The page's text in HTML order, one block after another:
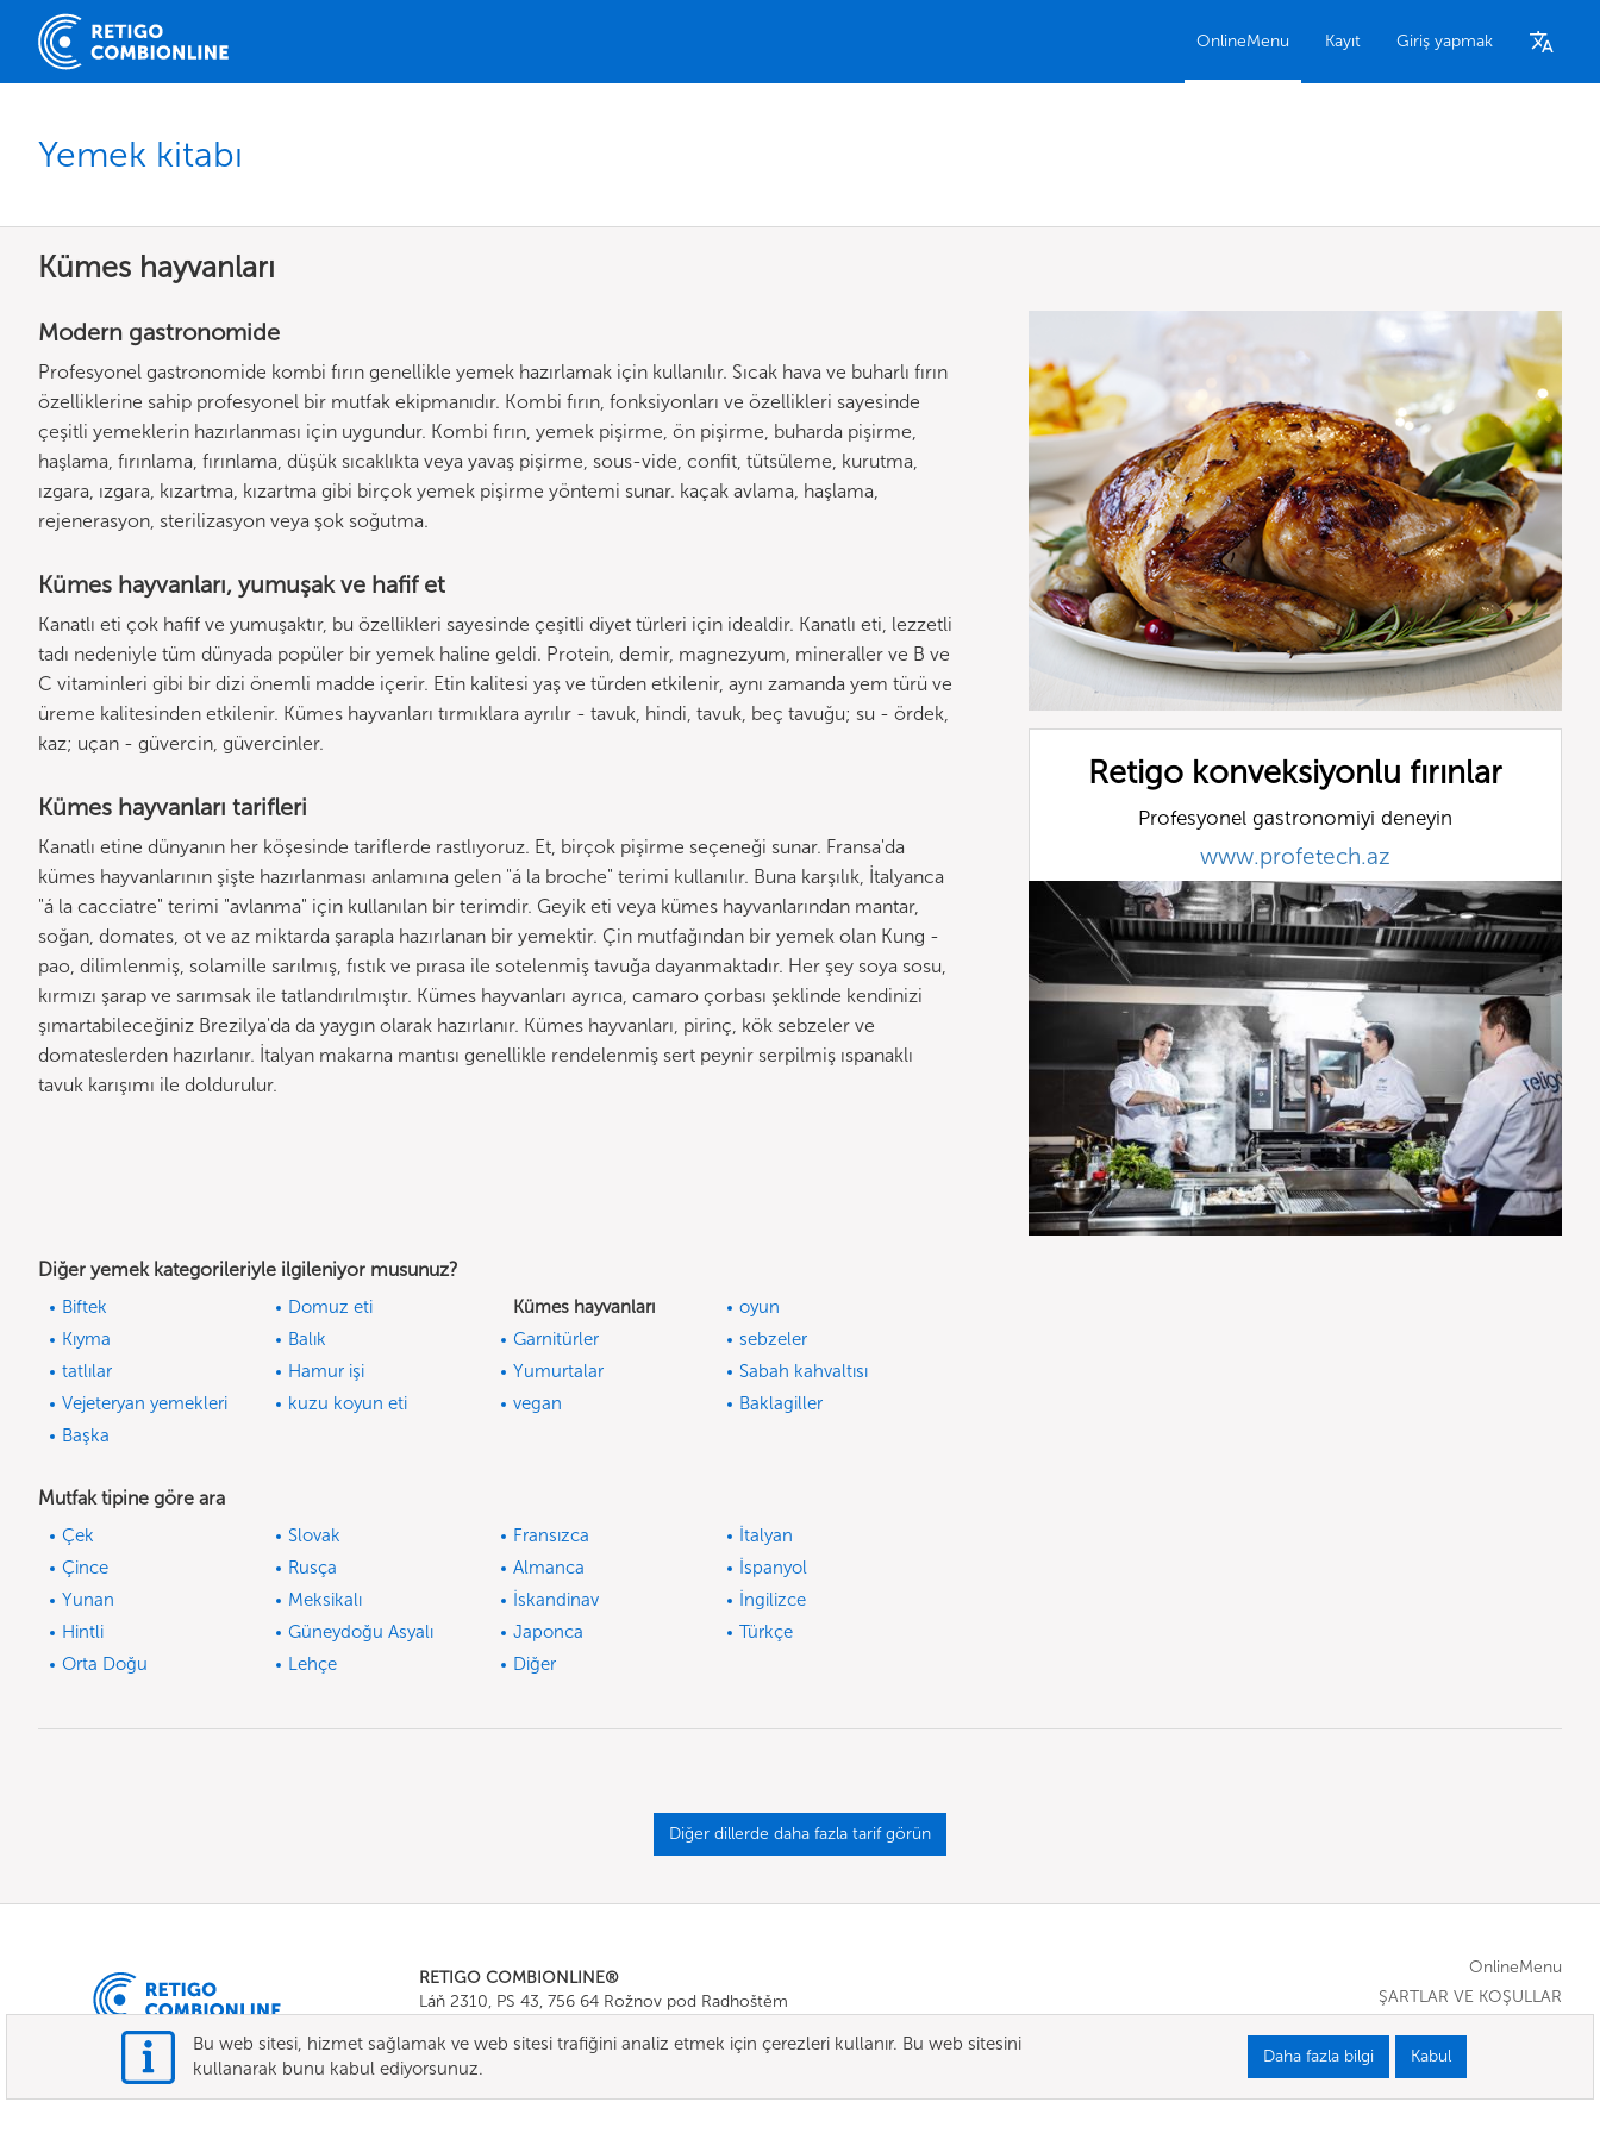
OnlineMenu Kayıt Giriş yapmak
Yemek kitabı
Kümes hayvanları
Modern gastronomide
Profesyonel gastronomide kombi fırın genellikle yemek hazırlamak için kullanılır. Sıcak hava ve buharlı fırın
özelliklerine sahip profesyonel bir mutfak ekipmanıdır. Kombi fırın, fonksiyonları ve özellikleri sayesinde
çeşitli yemeklerin hazırlanması için uygundur. Kombi fırın, yemek pişirme, ön pişirme, buharda pişirme,
haşlama, fırınlama, fırınlama, düşük sıcaklıkta veya yavaş pişirme, sous-vide, confit, tütsüleme, kurutma,
ızgara, ızgara, kızartma, kızartma gibi birçok yemek pişirme yöntemi sunar. kaçak avlama, haşlama,
rejenerasyon, sterilizasyon veya şok soğutma.
Kümes hayvanları, yumuşak ve hafif et
Kanatlı eti çok hafif ve yumuşaktır, bu özellikleri sayesinde çeşitli diyet türleri için idealdir. Kanatlı eti, lezzetli
tadı nedeniyle tüm dünyada popüler bir yemek haline geldi. Protein, demir, magnezyum, mineraller ve B ve
C vitaminleri gibi bir dizi önemli madde içerir. Etin kalitesi yaş ve türden etkilenir, aynı zamanda yem türü ve
üreme kalitesinden etkilenir. Kümes hayvanları tırmıklara ayrılır - tavuk, hindi, tavuk, beç tavuğu; su - ördek,
kaz; uçan - güvercin, güvercinler.
Kümes hayvanları tarifleri
Kanatlı etine dünyanın her köşesinde tariflerde rastlıyoruz. Et, birçok pişirme seçeneği sunar. Fransa'da
kümes hayvanlarının şişte hazırlanması anlamına gelen "á la broche" terimi kullanılır. Buna karşılık, İtalyanca
"á la cacciatre" terimi "avlanma" için kullanılan bir terimdir. Geyik eti veya kümes hayvanlarından mantar,
soğan, domates, ot ve az miktarda şarapla hazırlanan bir yemektir. Çin mutfağından bir yemek olan Kung -
pao, dilimlenmiş, solamille sarılmış, fıstık ve pırasa ile sotelenmiş tavuğa dayanmaktadır. Her şey soya sosu,
kırmızı şarap ve sarımsak ile tatlandırılmıştır. Kümes hayvanları ayrıca, camaro çorbası şeklinde kendinizi
şımartabileceğiniz Brezilya'da da yaygın olarak hazırlanır. Kümes hayvanları, pirinç, kök sebzeler ve
domateslerden hazırlanır. İtalyan makarna mantısı genellikle rendelenmiş sert peynir serpilmiş ıspanaklı
tavuk karışımı ile doldurulur.
Retigo konveksiyonlu fırınlar
Profesyonel gastronomiyi deneyin
www.profetech.az
Diğer yemek kategorileriyle ilgileniyor musunuz?
Biftek Domuz eti Kümes hayvanları
oyun
Kıyma
Balık Garnitürler
sebzeler
tatlılar
Hamur işi Yumurtalar
Sabah kahvaltısı
Vejeteryan yemekleri
kuzu koyun eti vegan
Baklagiller
Başka
Mutfak tipine göre ara
Çek Slovak Fransızca
İtalyan
Çince
Rusça Almanca
İspanyol
Yunan
Meksikalı İskandinav
İngilizce
Hintli
Güneydoğu Asyalı Japonca
Türkçe
Orta Doğu
Lehçe Diğer
Diğer dillerde daha fazla tarif görün
RETIGO COMBIONLINE®
Láň 2310, PS 43, 756 64 Rožnov pod Radhoštěm
E-mail:info@combionline.com
OnlineMenu
ŞARTLAR VE KOŞULLAR
Bu web sitesi, hizmet sağlamak ve web sitesi trafiğini analiz etmek için çerezleri kullanır. Bu web sitesini
kullanarak bunu kabul ediyorsunuz.
Daha fazla bilgi Kabul